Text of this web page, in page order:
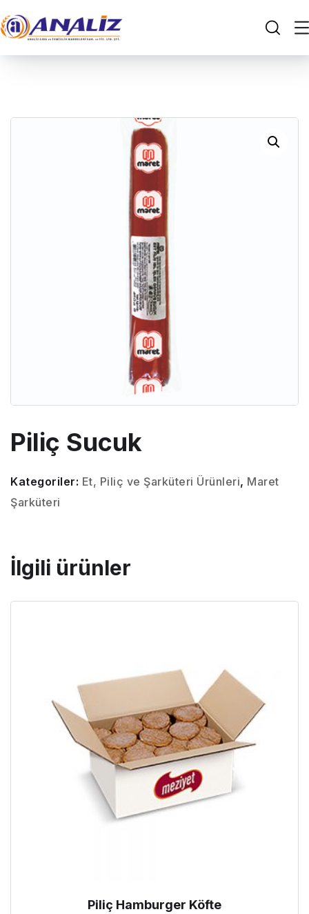
Piliç Sucuk
Kategoriler: Et, Piliç ve Şarküteri Ürünleri, Maret
Şarküteri
İlgili ürünler
Piliç Hamburger Köfte